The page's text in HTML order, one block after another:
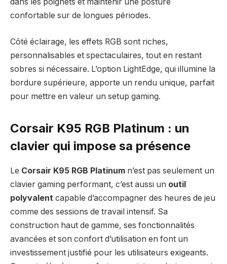
confortable sur de longues périodes.
Côté éclairage, les effets RGB sont riches,
personnalisables et spectaculaires, tout en restant
sobres si nécessaire. L’option LightEdge, qui illumine la
bordure supérieure, apporte un rendu unique, parfait
pour mettre en valeur un setup gaming.
Corsair K95 RGB Platinum : un
clavier qui impose sa présence
Le Corsair K95 RGB Platinum n’est pas seulement un
clavier gaming performant, c’est aussi un outil
polyvalent capable d’accompagner des heures de jeu
comme des sessions de travail intensif. Sa
construction haut de gamme, ses fonctionnalités
avancées et son confort d’utilisation en font un
investissement justifié pour les utilisateurs exigeants.